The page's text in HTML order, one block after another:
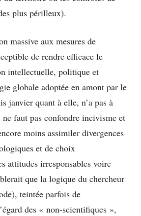
plus périlleux).
massive aux mesures de
de rendre efficace le
intellectuelle, politique et
globale adoptée en amont par le
janvier quant à elle, n’a pas à
faut pas confondre incivisme et
moins assimiler divergences
et de choix
attitudes irresponsables voire
que la logique du chercheur
teintée parfois de
des « non-scientifiques »,